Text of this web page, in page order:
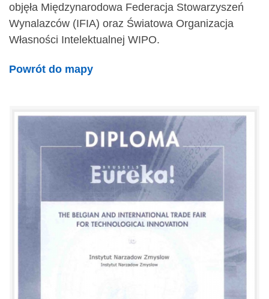
objęła Międzynarodowa Federacja Stowarzyszeń
Wynalazców (IFIA) oraz Światowa Organizacja
Własności Intelektualnej WIPO.
Powrót do mapy